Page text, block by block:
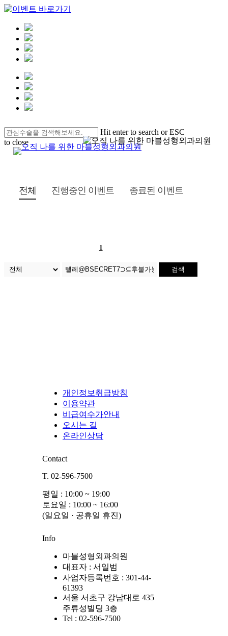
to
main
content
Hit enter to search or ESC
to close
Close
Menu
전체 진행중인 이벤트 종료된 이벤트
1
검색
개인정보취급방침
이용약관
비급여수가안내
오시는 길
온라인상담
Contact
T. 02-596-7500
평일 : 10:00 ~ 19:00
토요일 : 10:00 ~ 16:00
(일요일 · 공휴일 휴진)
Info
마블성형외과의원
대표자 : 서일범
사업자등록번호 : 301-44-
61393
서울 서초구 강남대로 435
주류성빌딩 3층
Tel : 02-596-7500